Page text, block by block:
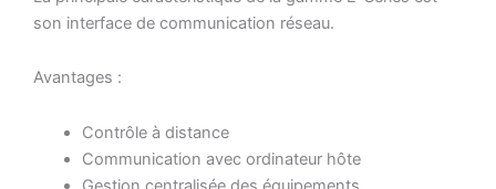
son interface de communication réseau.
Avantages :
Contrôle à distance
Communication avec ordinateur hôte